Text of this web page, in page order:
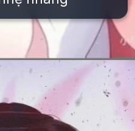
anh-avatar-nu-ngau